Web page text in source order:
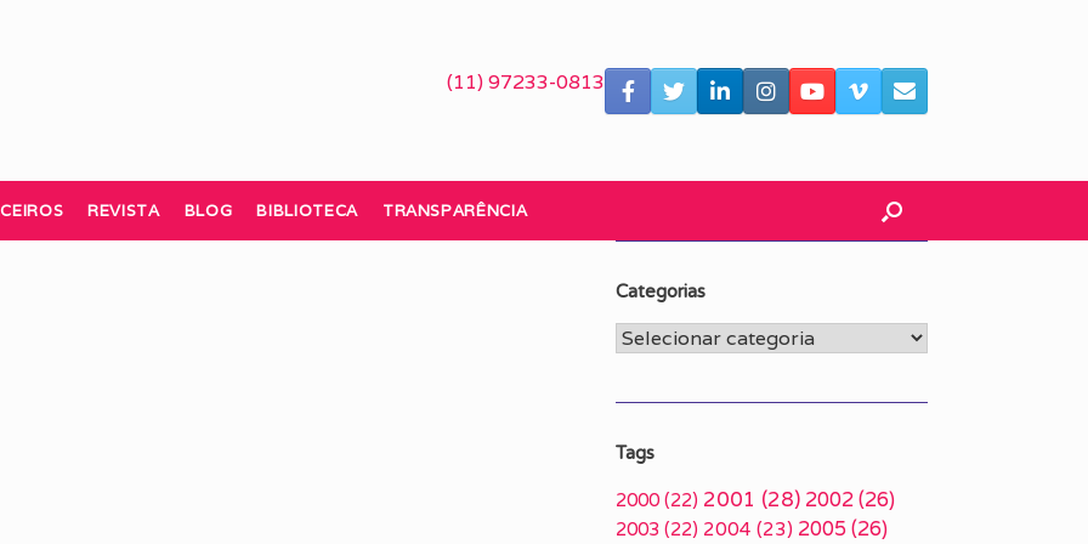
(11) 97233-0813
REVISTA BLOG BIBLIOTECA TRANSPARÊNCIA
Categorias
Categorias
Tags
2000 (22) 2001 (28) 2002(26)
2003 (22) 2004 (23) 2005 (26)